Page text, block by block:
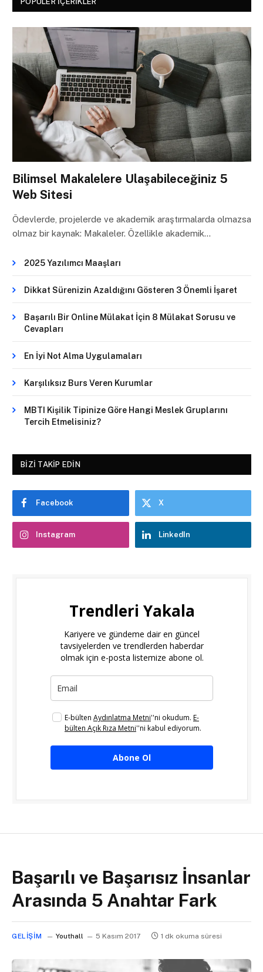
Bilimsel Makalelere Ulaşabileceğiniz 5
Web Sitesi
Ödevlerde, projelerde ve akademik araştırmalarda olmazsa
olmaz bir kaynak: Makaleler. Özellikle akademik…
2025 Yazılımcı Maaşları
Dikkat Sürenizin Azaldığını Gösteren 3 Önemli İşaret
Başarılı Bir Online Mülakat İçin 8 Mülakat Sorusu ve
Cevapları
En İyi Not Alma Uygulamaları
Karşılıksız Burs Veren Kurumlar
MBTI Kişilik Tipinize Göre Hangi Meslek Gruplarını
Tercih Etmelisiniz?
BIZI TAKIP EDIN
Facebook X
Instagram LinkedIn
Trendleri Yakala
Kariyere ve gündeme dair en güncel
tavsiyelerden ve trendlerden haberdar
olmak için e-posta listemize abone ol.
E-bülten Aydınlatma Metni''ni okudum. E-
bülten Açık Rıza Metni''ni kabul ediyorum.
Abone Ol
Başarılı ve Başarısız İnsanlar
Arasında 5 Anahtar Fark
GELIŞIM Youthall 5 Kasım 2017 1 dk okuma süresi